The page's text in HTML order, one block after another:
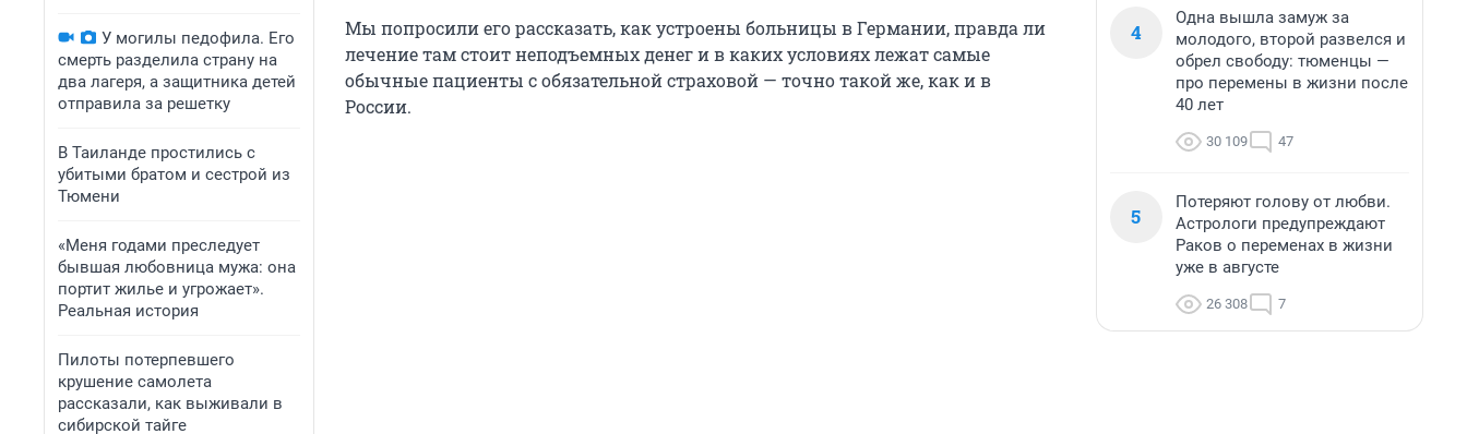
У могилы педофила. Его
смерть разделила страну на
два лагеря, а защитника детей
отправила за решетку
В Таиланде простились с
убитыми братом и сестрой из
Тюмени
«Меня годами преследует
бывшая любовница мужа: она
портит жилье и угрожает».
Реальная история
Пилоты потерпевшего
крушение самолета
рассказали, как выживали в
сибирской тайге
Мы попросили его рассказать, как устроены больницы в Германии, правда ли
лечение там стоит неподъемных денег и в каких условиях лежат самые
обычные пациенты с обязательной страховой — точно такой же, как и в
России.
4
Одна вышла замуж за
молодого, второй развелся и
обрел свободу: тюменцы —
про перемены в жизни после
40 лет
30 109 47
5
Потеряют голову от любви.
Астрологи предупреждают
Раков о переменах в жизни
уже в августе
26 308 7